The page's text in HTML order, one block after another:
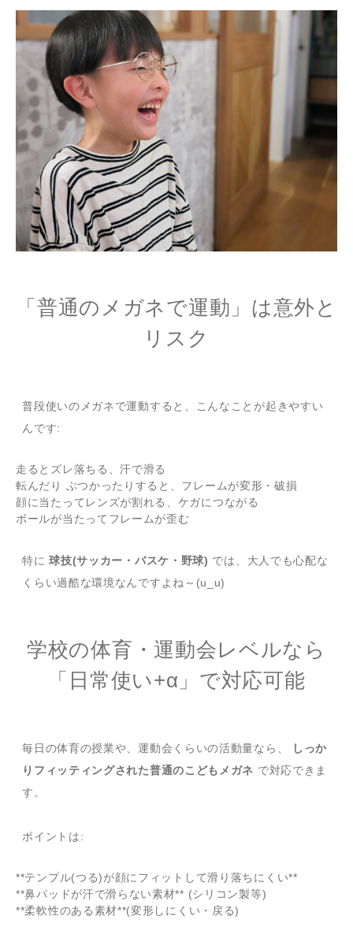
「普通のメガネで運動」は意外と
リスク
普段使いのメガネで運動すると、こんなことが起きやすい
んです:
走るとズレ落ちる、汗で滑る
転んだり ぶつかったりすると、フレームが変形・破損
顔に当たってレンズが割れる、ケガにつながる
ボールが当たってフレームが歪む
特に球技(サッカー・バスケ・野球) では、大人でも心配な
くらい過酷な環境なんですよね～(u_u)
学校の体育・運動会レベルなら
「日常使い+α」で対応可能
毎日の体育の授業や、運動会くらいの活動量なら、
しっか
りフィッティングされた普通のこどもメガネ で対応できま
す。
ポイントは:
**テンプル(つる)が顔にフィットして滑り落ちにくい**
**鼻パッドが汗で滑らない素材** (シリコン製等)
**柔軟性のある素材**(変形しにくい・戻る)